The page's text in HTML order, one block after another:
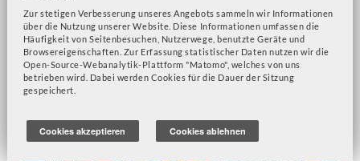
Zur stetigen Verbesserung unseres Angebots sammeln wir Informationen
über die Nutzung unserer Website. Diese Informationen umfassen die
Häufigkeit von Seitenbesuchen, Nutzerwege, benutzte Geräte und
Browsereigenschaften. Zur Erfassung statistischer Daten nutzen wir die
Open-Source-Webanalytik-Plattform "Matomo", welches von uns
betrieben wird. Dabei werden Cookies für die Dauer der Sitzung
gespeichert.
Cookies akzeptieren Cookies ablehnen